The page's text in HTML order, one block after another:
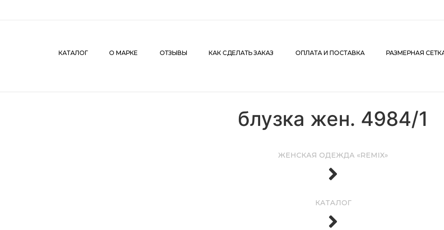
КАТАЛОГ О МАРКЕ ОТЗЫВЫ КАК СДЕЛАТЬ ЗАКАЗ ОПЛАТА И ПОСТАВКА РАЗМЕРНАЯ
блузка жен. 4984/1
ЖЕНСКАЯ ОДЕЖДА «REMIX»
КАТАЛОГ